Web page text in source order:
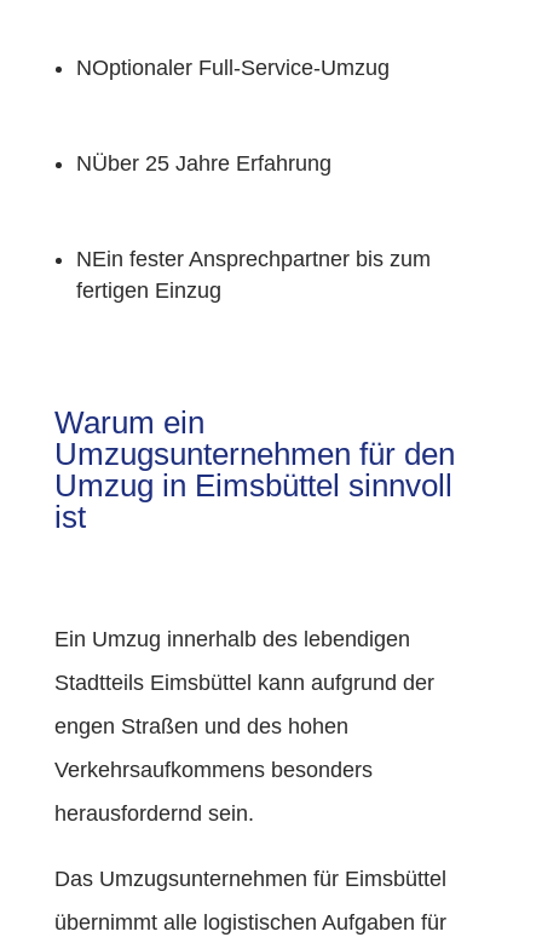
NOptionaler Full-Service-Umzug
NÜber 25 Jahre Erfahrung
NEin fester Ansprechpartner bis zum
fertigen Einzug
Warum ein
Umzugsunternehmen für den
Umzug in Eimsbüttel sinnvoll
ist
Ein Umzug innerhalb des lebendigen
Stadtteils Eimsbüttel kann aufgrund der
engen Straßen und des hohen
Verkehrsaufkommens besonders
herausfordernd sein.
Das Umzugsunternehmen für Eimsbüttel
übernimmt alle logistischen Aufgaben für